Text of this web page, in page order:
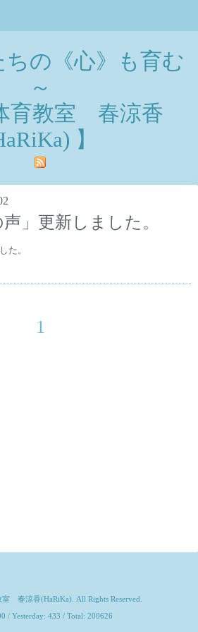
ちの《心》も育む
～
育教室 春涼香
】
声」更新しました。
た。
1
室 春涼香(HaRiKa) . All Rights Reserved.
/ Yesterday: 433 / Total: 200626